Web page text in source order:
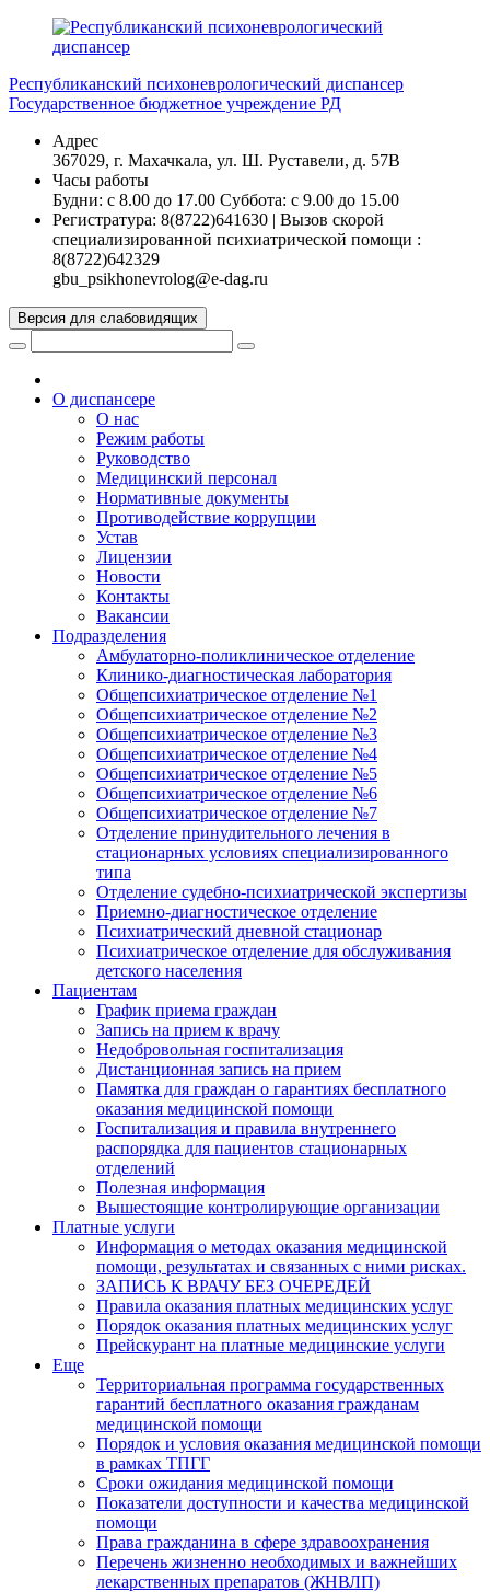
Перейти
Республиканский психоневрологический диспансер
Государственное бюджетное учреждение РД
Адрес
367029, г. Махачкала, ул. Ш. Руставели, д. 57В
Часы работы
Будни: с 8.00 до 17.00 Суббота: с 9.00 до 15.00
Регистратура: 8(8722)641630 | Вызов скорой
специализированной психиатрической помощи :
8(8722)642329
gbu_psikhonevrolog@e-dag.ru
Версия для слабовидящих
О диспансере
О нас
Режим работы
Руководство
Медицинский персонал
Нормативные документы
Противодействие коррупции
Устав
Лицензии
Новости
Контакты
Вакансии
Подразделения
Амбулаторно-поликлиническое отделение
Клинико-диагностическая лаборатория
Общепсихиатрическое отделение №1
Общепсихиатрическое отделение №2
Общепсихиатрическое отделение №3
Общепсихиатрическое отделение №4
Общепсихиатрическое отделение №5
Общепсихиатрическое отделение №6
Общепсихиатрическое отделение №7
Отделение принудительного лечения в
стационарных условиях специализированного
типа
Отделение судебно-психиатрической экспертизы
Приемно-диагностическое отделение
Психиатрический дневной стационар
Психиатрическое отделение для обслуживания
детского населения
Пациентам
График приема граждан
Запись на прием к врачу
Недобровольная госпитализация
Дистанционная запись на прием
Памятка для граждан о гарантиях бесплатного
оказания медицинской помощи
Госпитализация и правила внутреннего
распорядка для пациентов стационарных
отделений
Полезная информация
Вышестоящие контролирующие организации
Платные услуги
Информация о методах оказания медицинской
помощи, результатах и связанных с ними рисках.
ЗАПИСЬ К ВРАЧУ БЕЗ ОЧЕРЕДЕЙ
Правила оказания платных медицинских услуг
Порядок оказания платных медицинских услуг
Прейскурант на платные медицинские услуги
Еще
Территориальная программа государственных
гарантий бесплатного оказания гражданам
медицинской помощи
Порядок и условия оказания медицинской помощи
в рамках ТПГГ
Сроки ожидания медицинской помощи
Показатели доступности и качества медицинской
помощи
Права гражданина в сфере здравоохранения
Перечень жизненно необходимых и важнейших
лекарственных препаратов (ЖНВЛП)